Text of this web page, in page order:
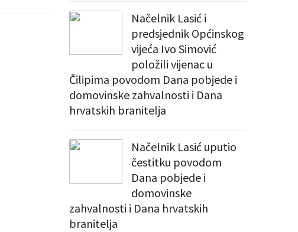
Načelnik Lasić i
predsjednik Općinskog
vijeća Ivo Simović
položili vijenac u
Čilipima povodom Dana pobjede i
domovinske zahvalnosti i Dana
hrvatskih branitelja
Načelnik Lasić uputio
čestitku povodom
Dana pobjede i
domovinske
zahvalnosti i Dana hrvatskih
branitelja